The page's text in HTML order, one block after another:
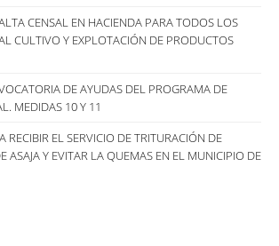
CENSAL EN HACIENDA PARA TODOS LOS
CULTIVO Y EXPLOTACIÓN DE PRODUCTOS
DE AYUDAS DEL PROGRAMA DE
MEDIDAS 10 Y 11
RECIBIR EL SERVICIO DE TRITURACIÓN DE
ASAJA Y EVITAR LA QUEMAS EN EL MUNICIPIO DE